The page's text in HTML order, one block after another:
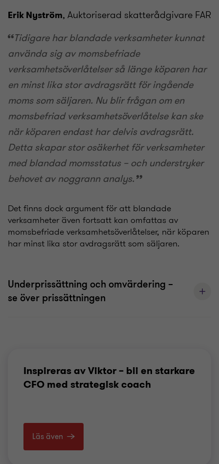
Erik Nyström, Auktoriserad skatterådgivare FAR
Tidigare har blandade verksamheter kunnat
använda sig av momsbefriade
verksamhetsöverlåtelser så länge köparen har
en minst lika stor avdragsrätt för ingående
moms som säljaren. Nu blir frågan om en
momsbefriad verksamhetsöverlåtelse kan ske
när köparen endast har delvis avdragsrätt.
Detta skapar stor osäkerhet för verksamheter
med blandad momsstatus – och understryker
behovet av noggrann analys.
Det finns dock argument för att blandade
verksamheter även fortsatt kan omfattas av
momsbefriade verksamhetsöverlåtelser, när köparen
har minst lika stor avdragsrätt som säljaren.
Underprissättning och omvärdering –
se över prissättningen
Inspireras av Viktor – bli en starkare
CFO med strategisk coach
Läs även